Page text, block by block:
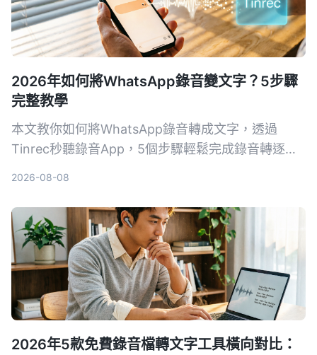
2026年如何將WhatsApp錄音變文字？5步驟
完整教學
本文教你如何將WhatsApp錄音轉成文字，透過
Tinrec秒聽錄音App，5個步驟輕鬆完成錄音轉逐字
2026-08-08
2026年5款免費錄音檔轉文字工具橫向對比：